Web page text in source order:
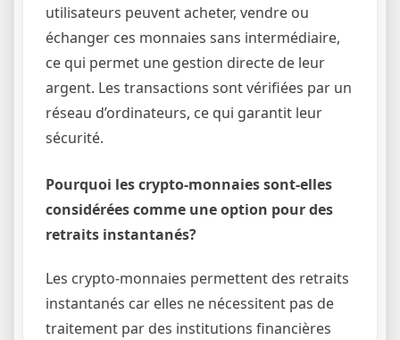
utilisateurs peuvent acheter, vendre ou
échanger ces monnaies sans intermédiaire,
ce qui permet une gestion directe de leur
argent. Les transactions sont vérifiées par un
réseau d’ordinateurs, ce qui garantit leur
sécurité.
Pourquoi les crypto-monnaies sont-elles
considérées comme une option pour des
retraits instantanés?
Les crypto-monnaies permettent des retraits
instantanés car elles ne nécessitent pas de
traitement par des institutions financières